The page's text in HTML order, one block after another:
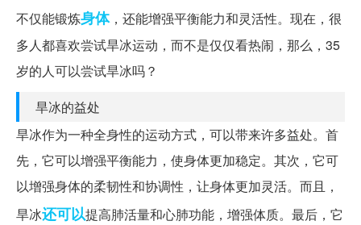
不仅能锻炼身体，还能增强平衡能力和灵活性。现在，很
多人都喜欢尝试旱冰运动，而不是仅仅看热闹，那么，35
岁的人可以尝试旱冰吗？
旱冰的益处
旱冰作为一种全身性的运动方式，可以带来许多益处。首
先，它可以增强平衡能力，使身体更加稳定。其次，它可
以增强身体的柔韧性和协调性，让身体更加灵活。而且，
旱冰还可以提高肺活量和心肺功能，增强体质。最后，它